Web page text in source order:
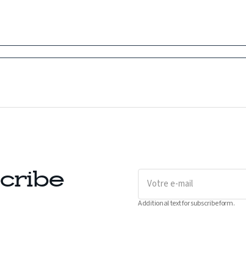
Votre
mail
Additional text for subscribe form.